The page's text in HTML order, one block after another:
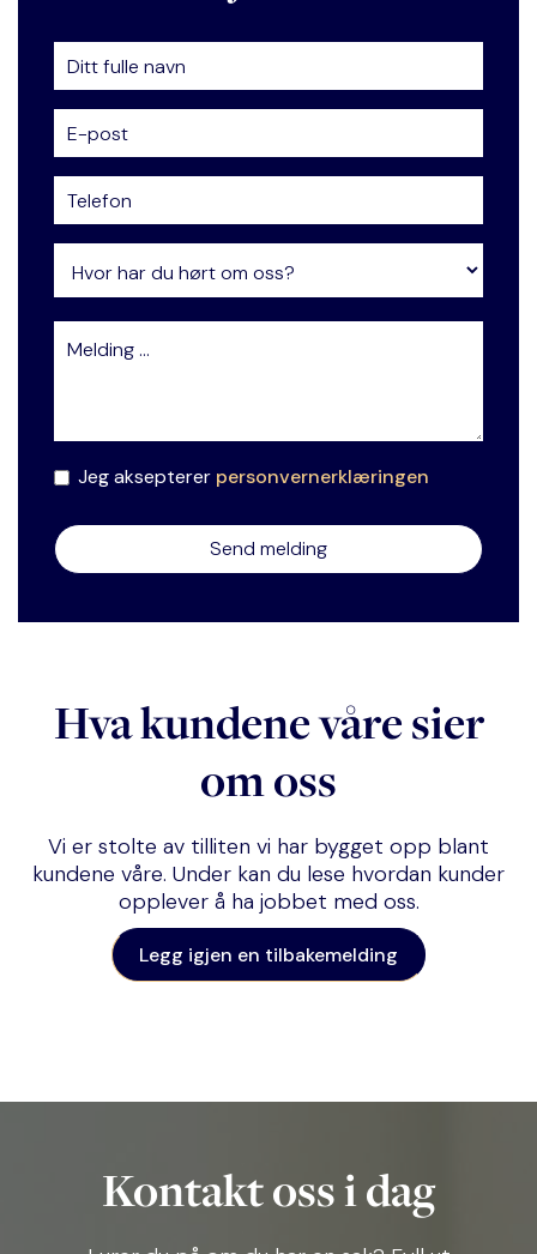
Jeg aksepterer personvernerklæringen
Hva kundene våre sier
om oss
Vi er stolte av tilliten vi har bygget opp blant
kundene våre. Under kan du lese hvordan kunder
opplever å ha jobbet med oss.
Legg igjen en tilbakemelding
Kontakt oss i dag